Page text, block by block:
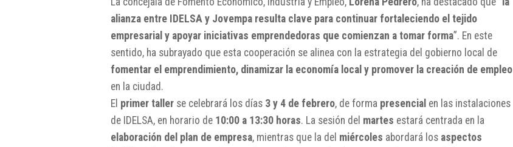
alianza entre IDELSA y Jovempa resulta clave para continuar fortaleciendo el tejido
empresarial y apoyar iniciativas emprendedoras que comienzan a tomar forma”. En este
sentido, ha subrayado que esta cooperación se alinea con la estrategia del gobierno local de
fomentar el emprendimiento, dinamizar la economía local y promover la creación de empleo
en la ciudad.
El primer taller se celebrará los días 3 y 4 de febrero, de forma presencial en las instalaciones
de IDELSA, en horario de 10:00 a 13:30 horas. La sesión del martes estará centrada en la
elaboración del plan de empresa, mientras que la del miércoles abordará los aspectos